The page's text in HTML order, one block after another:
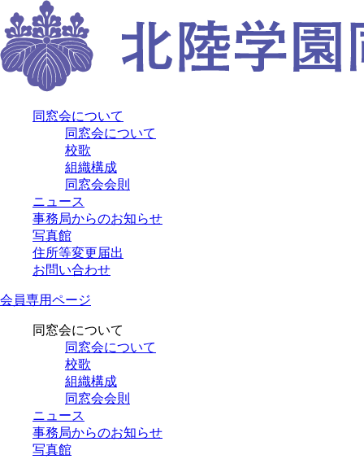
同窓会について
同窓会について
校歌
組織構成
同窓会会則
ニュース
事務局からのお知らせ
写真館
住所等変更届出
お問い合わせ
会員専用ページ
同窓会について
同窓会について
校歌
組織構成
同窓会会則
ニュース
事務局からのお知らせ
写真館